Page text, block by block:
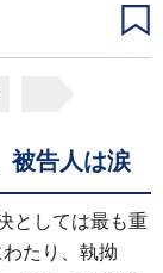
被告人は涙
としては最も重
たり、執拗